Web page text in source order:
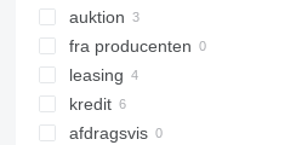
auktion
fra producenten
leasing
kredit
afdragsvis